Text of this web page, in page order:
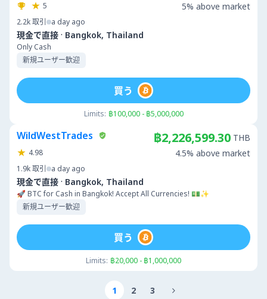
5
2.2k取引 a day ago
現金で直接 · Bangkok, Thailand
Only Cash
新規ユーザー歓迎
5% above market
Limits: ฿100,000 - ฿5,000,000
買う
WildWestTrades
4.98
1.9k取引 a day ago
現金で直接 · Bangkok, Thailand
🚀 BTC for Cash in Bangkok! Accept All Currencies! 💵✨
新規ユーザー歓迎
฿2,226,599.30 THB
4.5% above market
Limits: ฿20,000 - ฿1,000,000
買う
1 2 3 